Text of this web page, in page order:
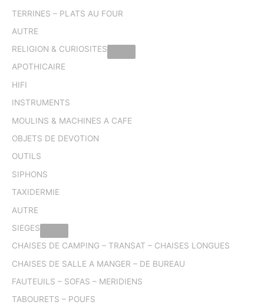
TERRINES – PLATS AU FOUR
AUTRE
RELIGION & CURIOSITES
APOTHICAIRE
HIFI
INSTRUMENTS
MOULINS & MACHINES A CAFE
OBJETS DE DEVOTION
OUTILS
SIPHONS
TAXIDERMIE
AUTRE
SIEGES
CHAISES DE CAMPING – TRANSAT – CHAISES LONGUES
CHAISES DE SALLE A MANGER – DE BUREAU
FAUTEUILS – SOFAS – MERIDIENS
TABOURETS – POUFS